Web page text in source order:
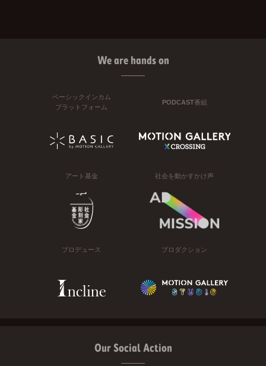
We are hands on
ベーシックインカム
プラットフォーム
PODCAST番組
アート基金 社会を動かすかけ声
プロデュース プロダクション
Our Social Action